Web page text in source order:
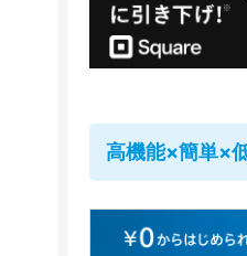
高機能×簡単×